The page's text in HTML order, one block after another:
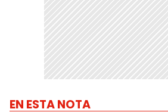
EN ESTA NOTA